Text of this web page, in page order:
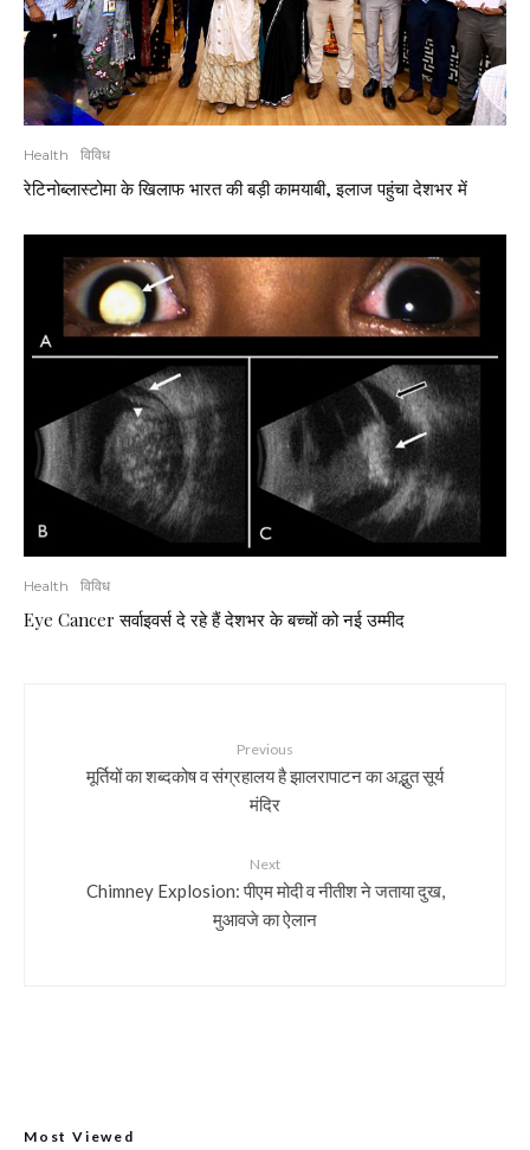
Health विविध
रेटिनोब्लास्टोमा के खिलाफ भारत की बड़ी कामयाबी, इलाज पहुंचा देशभर में
Health विविध
Eye Cancer सर्वाइवर्स दे रहे हैं देशभर के बच्चों को नई उम्मीद
Previous
मूर्तियों का शब्दकोष व संग्रहालय है झालरापाटन का अद्भुत सूर्य
मंदिर
Next
Chimney Explosion: पीएम मोदी व नीतीश ने जताया दुख,
मुआवजे का ऐलान
Most Viewed